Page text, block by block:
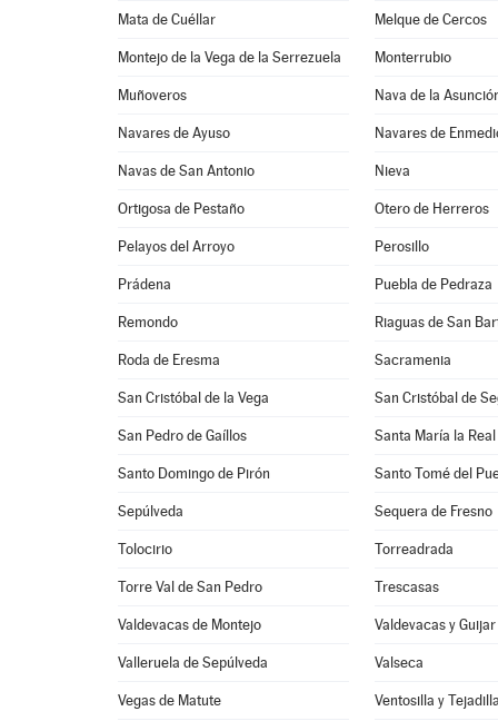
Mata de Cuéllar Melque de Cercos
Montejo de la Vega de la Serrezuela Monterrubio
Muñoveros Nava de la
Navares de Ayuso Navares de
Navas de San Antonio Nieva
Ortigosa de Pestaño Otero de Herreros
Pelayos del Arroyo Perosillo
Prádena Puebla de Pedraza
Remondo Riaguas de San
Roda de Eresma Sacramenia
San Cristóbal de la Vega San Cristóbal de
San Pedro de Gaíllos Santa María la
Santo Domingo de Pirón Santo Tomé del
Sepúlveda Sequera de Fresno
Tolocirio Torreadrada
Torre Val de San Pedro Trescasas
Valdevacas de Montejo Valdevacas y Guijar
Valleruela de Sepúlveda Valseca
Vegas de Matute Ventosilla y Tejadilla